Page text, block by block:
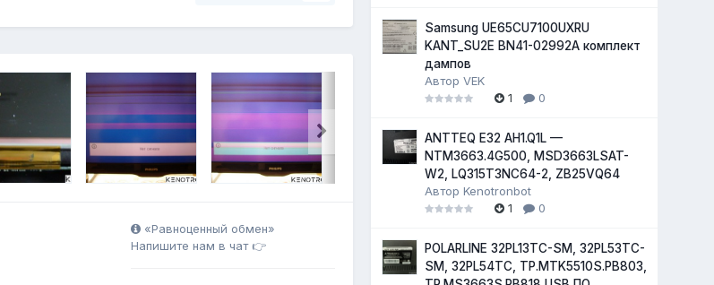
«Равноценный обмен»
Напишите нам в чат 👉
Samsung UE65CU7100UXRU
KANT_SU2E BN41-02992A комплект
дампов
АвторVEK
1
0
ANTTEQ E32 AH1.Q1L —
NTM3663.4G500, MSD3663LSAT-
W2, LQ315T3NC64-2, ZB25VQ64
АвторKenotronbot
1
0
POLARLINE 32PL13TC-SM, 32PL53TC-
SM, 32PL54TC, TP.MTK5510S.PB803,